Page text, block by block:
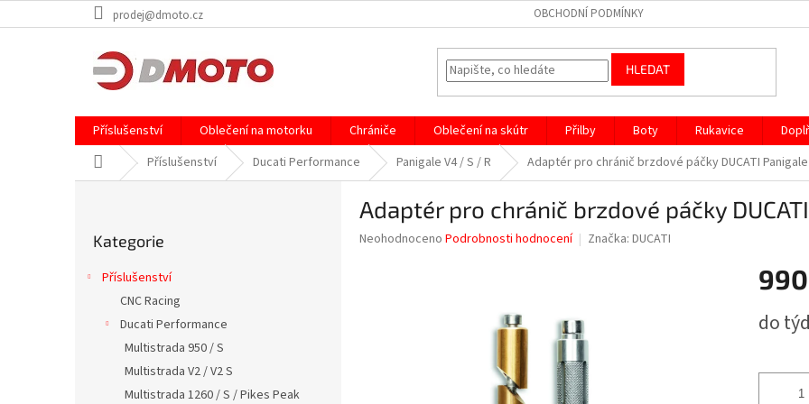
na
prodej@dmoto.cz OBCHODNÍ PODMÍNKY
HLEDAT
Příslušenství Oblečení na motorku Chrániče Oblečení na skútr Přilby Boty Rukavice
Domů Příslušenství Ducati Performance Panigale V4 / S / R Adaptér pro chránič brzdové páčky DUCATI Panigale
kategorie
Kategorie
Příslušenství
CNC Racing
Ducati Performance
Multistrada 950 / S
Multistrada V2 / V2 S
Multistrada 1260 / S / Pikes Peak
Adaptér pro chránič brzdové páčky
Průměrné
Neohodnoceno Podrobnosti hodnocení Značka: DUCATI
cena:
do